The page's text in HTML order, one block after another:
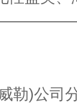
勒)公司